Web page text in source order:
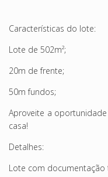
Características do lote:
Lote de 502m²;
20m de frente;
50m fundos;
Aproveite a
casa!
Detalhes:
Lote com